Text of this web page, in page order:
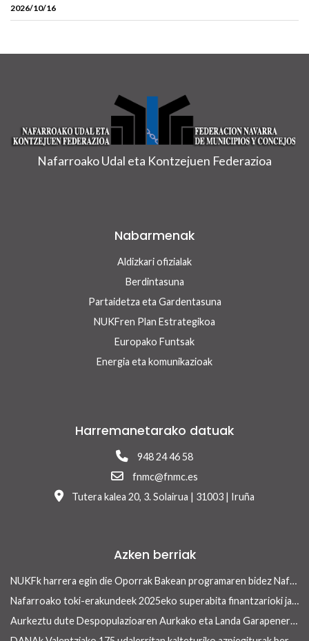
2026/10/16
Nafarroako Udal eta Kontzejuen Federazioa
Nabarmenak
Aldizkari ofizialak
Berdintasuna
Partaidetza eta Gardentasuna
NUKFren Plan Estrategikoa
Europako Funtsak
Energia eta komunikazioak
Harremanetarako datuak
948 24 46 58
fnmc@fnmc.es
Tutera kalea 20, 3. Solairua | 31003 | Iruña
Azken berriak
NUKFk harrera egin die Oporrak Bakean programaren bidez Nafarroara uda igarotzera etorritako saharar haurrei
Nafarroako toki-erakundeek 2025eko superabita finantzarioki jasangarriak diren inbertsioak egiteko erabili ahalko dute 13/2026 Errege lege-dekretua onetsi ondoren
Aurkeztu dute Despopulazioaren Aurkako eta Landa Garapenerako Foru Legearen aurreproiektua